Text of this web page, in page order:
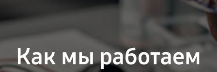
Как мы работаем